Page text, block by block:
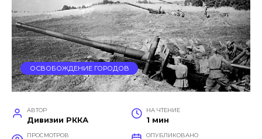
ОСВОБОЖДЕНИЕ ГОРОДОВ
АВТОР
Дивизии РККА
НА ЧТЕНИЕ
1 мин
ПРОСМОТРОВ ОПУБЛИКОВАНО